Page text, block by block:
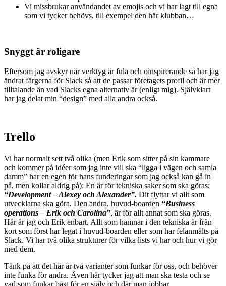
Vi missbrukar användandet av emojis och vi har lagt till egna
som vi tycker behövs, till exempel den här klubban…
Snyggt är roligare
Eftersom jag avskyr när verktyg är fula och oinspirerande så har jag
ändrat färgerna för Slack så att de passar företagets profil och är mer
tilltalande än vad Slacks egna alternativ är (enligt mig). Självklart
har jag delat min “design” med alla andra också.
Trello
Vi har normalt sett två olika (men Erik som sitter på sin kammare
och kommer på idéer som jag inte vill ska “ligga i vägen och samla
damm” har en egen för hans funderingar som jag också kan gå in
på, men kollar aldrig på): En är för tekniska saker som ska göras;
“Development – Alexey och Alexander”. Dit flyttar vi allt som
utvecklarna ska göra. Den andra, huvud-boarden “Business
operations – Erik och Carolina”, är för allt annat som ska göras.
Här är jag och Erik enbart. Allt som hamnar i den tekniska är från
kort som först har legat i huvud-boarden eller som har felanmälts på
Slack. Vi har två olika strukturer för vilka lists vi har och hur vi gör
med dem.
Tänk på att det här är två varianter som funkar för oss, och behöver
inte funka för andra. Även här tycker jag att man ska testa och se
vad som funkar bäst för en själv och där man jobbar.